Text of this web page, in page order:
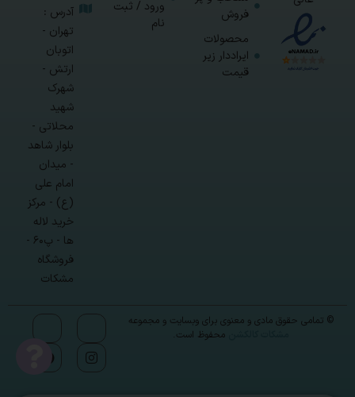
فروش
محصولات
ایراددار زیر
قیمت
ورود / ثبت
نام
آدرس :
تهران -
اتوبان
ارتش -
شهرک
شهید
محلاتی -
بلوار شاهد
- میدان
امام علی
(ع) - مرکز
خرید لاله
ها - پ۶۰ -
فروشگاه
مشکات
© تمامی حقوق مادی و معنوی برای وبسایت و مجموعه
محفوظ است.